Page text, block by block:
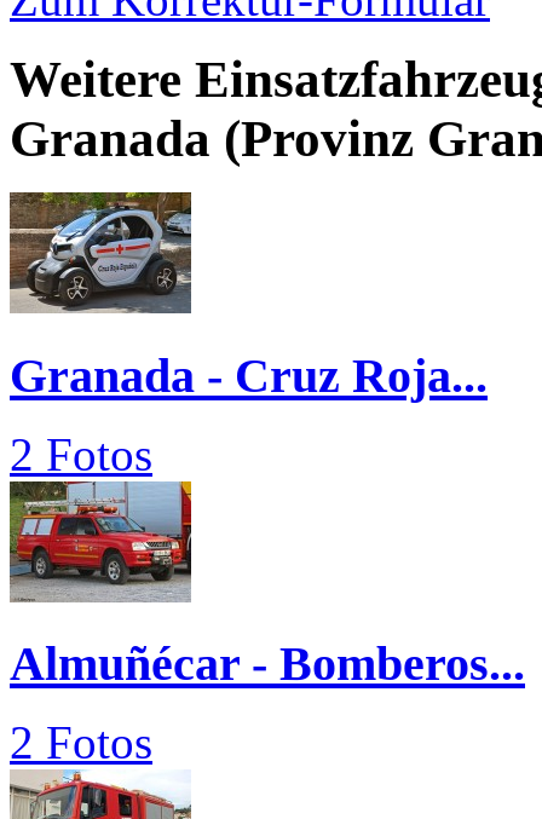
Weitere
Granada (Provinz
Granada - Cruz Roja...
2 Fotos
Almuñécar - Bomberos...
2 Fotos